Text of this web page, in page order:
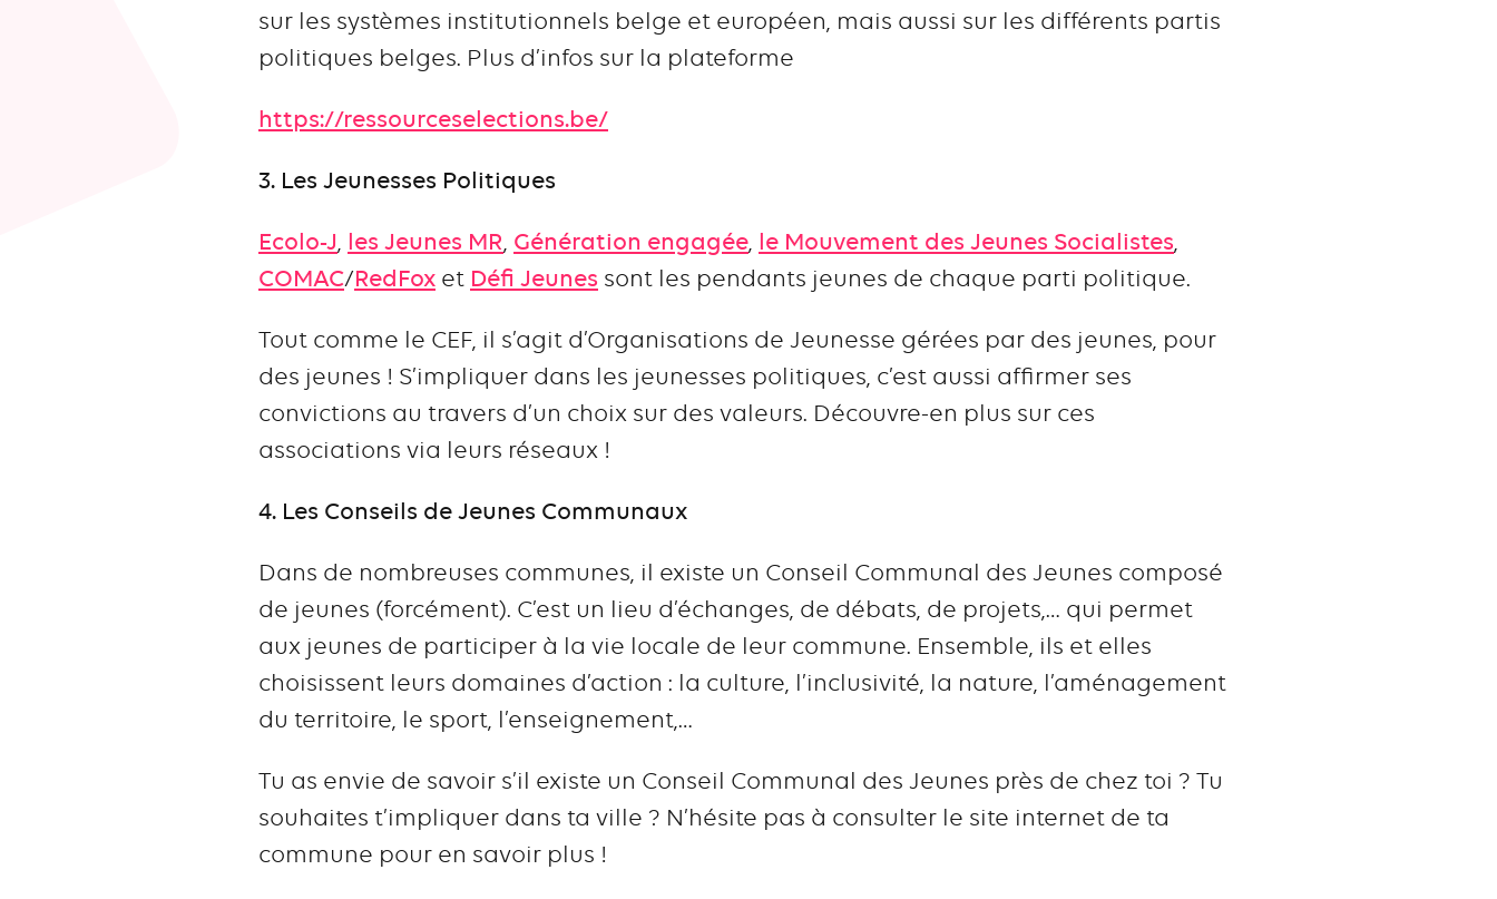
sur les systèmes institutionnels belge et européen, mais aussi sur les différents partis
politiques belges. Plus d’infos sur la plateforme
https://ressourceselections.be/
3. Les Jeunesses Politiques
Ecolo-J, les Jeunes MR, Génération engagée, le Mouvement des Jeunes Socialistes,
COMAC/RedFox et Défi Jeunes sont les pendants jeunes de chaque parti politique.
Tout comme le CEF, il s’agit d’Organisations de Jeunesse gérées par des jeunes, pour
des jeunes ! S’impliquer dans les jeunesses politiques, c’est aussi affirmer ses
convictions au travers d’un choix sur des valeurs. Découvre-en plus sur ces
associations via leurs réseaux !
4. Les Conseils de Jeunes Communaux
Dans de nombreuses communes, il existe un Conseil Communal des Jeunes composé
de jeunes (forcément). C’est un lieu d’échanges, de débats, de projets,… qui permet
aux jeunes de participer à la vie locale de leur commune. Ensemble, ils et elles
choisissent leurs domaines d’action : la culture, l’inclusivité, la nature, l’aménagement
du territoire, le sport, l’enseignement,…
Tu as envie de savoir s’il existe un Conseil Communal des Jeunes près de chez toi ? Tu
souhaites t’impliquer dans ta ville ? N’hésite pas à consulter le site internet de ta
commune pour en savoir plus !